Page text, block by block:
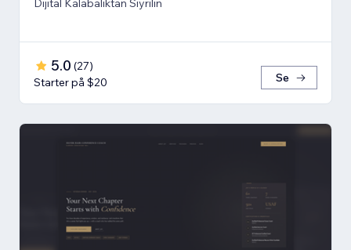
Dijital Kalabalıktan Sıyrılın
5.0 (27)
Starter på $20
Se